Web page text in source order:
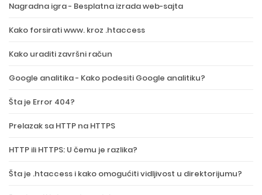
Nagradna igra - Besplatna izrada web-sajta
Kako forsirati www. kroz .htaccess
Kako uraditi završni račun
Google analitika - Kako podesiti Google analitiku?
Šta je Error 404?
Prelazak sa HTTP na HTTPS
HTTP ili HTTPS: U čemu je razlika?
Šta je .htaccess i kako omogućiti vidljivost u direktorijumu?